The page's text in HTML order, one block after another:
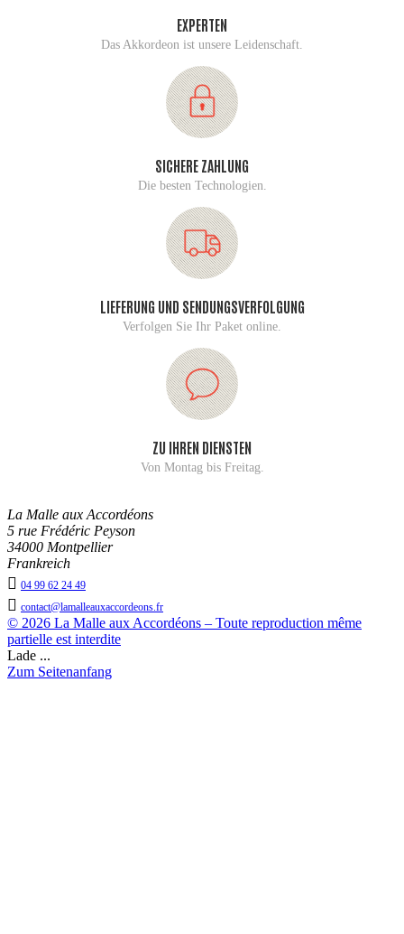
EXPERTEN
Das Akkordeon ist unsere Leidenschaft.
SICHERE ZAHLUNG
Die besten Technologien.
LIEFERUNG UND SENDUNGSVERFOLGUNG
Verfolgen Sie Ihr Paket online.
ZU IHREN DIENSTEN
Von Montag bis Freitag.
La Malle aux Accordéons
5 rue Frédéric Peyson
34000 Montpellier
Frankreich
 04 99 62 24 49
 contact@lamalleauxaccordeons.fr
© 2026 La Malle aux Accordéons – Toute reproduction même
partielle est interdite
Lade ...
Zum Seitenanfang